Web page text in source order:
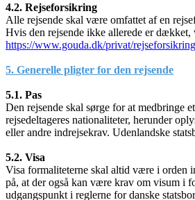
4.2. Rejseforsikring
Alle rejsende skal være omfattet af en
Hvis den rejsende ikke allerede er
https://www.gouda.dk/privat/
5. Generelle pligter for den rejsende
5.1. Pas
Den rejsende skal sørge for at medbringe
rejsedeltageres nationaliteter, herunder
eller andre indrejsekrav. Udenlandske
5.2. Visa
Visa formaliteterne skal altid være i orden
på, at der også kan være krav om visum i
udgangspunkt i reglerne for danske